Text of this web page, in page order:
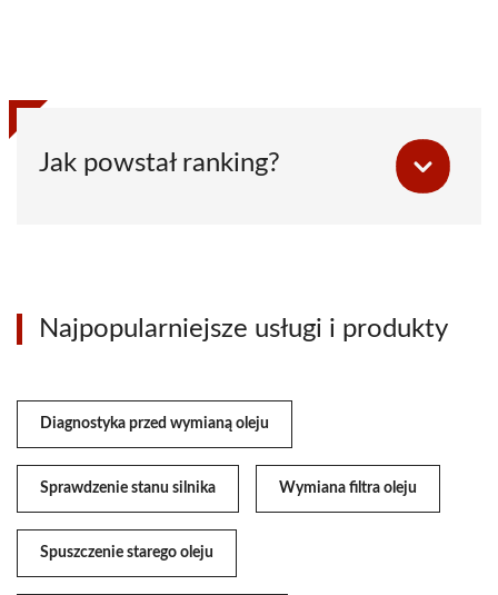
Jak powstał ranking?
Najpopularniejsze usługi i produkty
Diagnostyka przed wymianą oleju
Sprawdzenie stanu silnika Wymiana filtra oleju
Spuszczenie starego oleju